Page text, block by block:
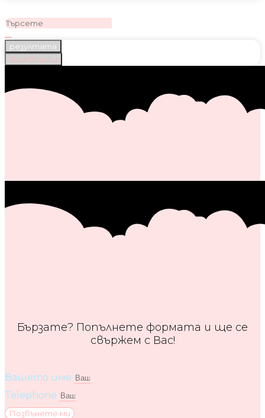
резултата
Виж всички
Бързате? Попълнете формата и ще се
свържем с Вас!
Вашето име
Telephone
Позвънете ми